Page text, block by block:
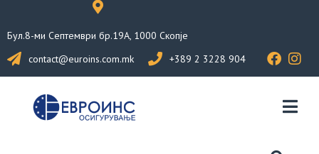
Бул.8-ми Септември бр.19А, 1000 Скопје
contact@euroins.com.mk
+389 2 3228 904